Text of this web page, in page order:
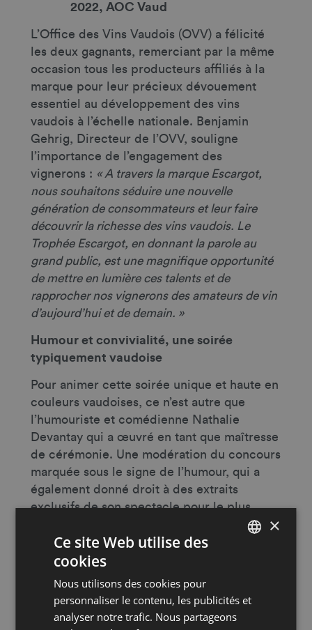
2022, AOC Vaud
L’Office des Vins Vaudois (OVV) a félicité
les deux gagnants, remerciant par la même
occasion tous les producteurs affiliés à la
marque pour leur précieux dévouement
essentiel au développement des vins
vaudois à l’échelle nationale. Benjamin
Gehrig, Directeur de l’OVV, souligne
l’importance de l’engagement des
vignerons : « A travers la marque Escargot,
nous souhaitons séduire une nouvelle
génération de consommateurs et leur faire
découvrir la richesse des vins vaudois. Le
Trophée Escargot, en donnant la parole au
grand public, est une magnifique opportunité
de mettre en lumière ces talents et de
rapprocher nos vignerons des amateurs de vin
d’aujourd’hui et de demain. »
Humour et convivialité, une soirée
typiquement vaudoise
Pour animer cette soirée unique et haute en
couleurs vaudoises, ce n’est autre que
l’humouriste et comédienne Nathalie
Devantay qui a œuvré en tant que maîtresse
de cérémonie. Une modération du concours
marquée sous le signe de l’humour, qui a
également donné droit à des extraits
exclusifs de son spectacle pour le plus
Intronisation du nouveau Commandeur de
l’Ordre des Vins Vaudois
Créé en 2017, le Commandeur de l’Ordre
des Vins Vaudois représente un hommage
×
Ce site Web utilise des
cookies
Nous utilisons des cookies pour
personnaliser le contenu, les publicités et
analyser notre trafic. Nous partageons